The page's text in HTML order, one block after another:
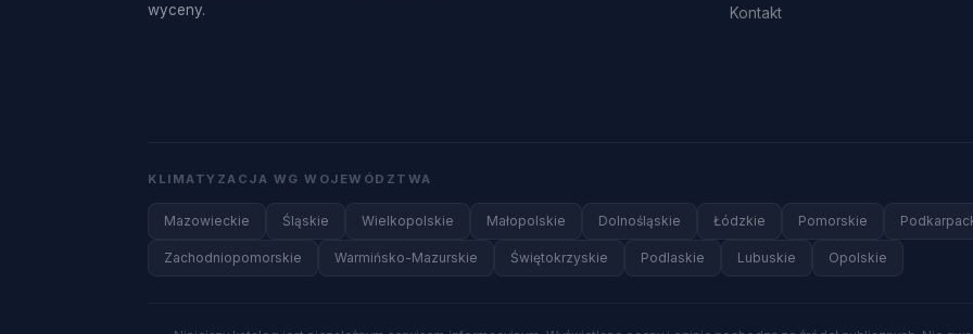
wyceny.
Kontakt
KLIMATYZACJA WG WOJEWÓDZTWA
Mazowieckie Śląskie Wielkopolskie Małopolskie Dolnośląskie Łódzkie Pomorskie
Zachodniopomorskie Warmińsko-Mazurskie Świętokrzyskie Podlaskie Lubuskie Opolskie